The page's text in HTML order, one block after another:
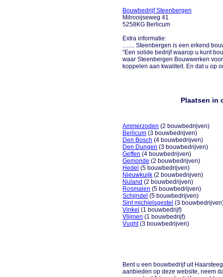
Bouwbedrijf Steenbergen
Milrooijseweg 41
5258KG Berlicum
Extra informatie:
........ Steenbergen is een erkend
“Een solide bedrijf waarop u kunt
waar Steenbergen Bouwwerken
koppelen aan kwaliteit. En dat u op
Plaatsen in
Ammerzoden (2 bouwbedrijven)
Berlicum (3 bouwbedrijven)
Den Bosch (4 bouwbedrijven)
Den Dungen (3 bouwbedrijven)
Geffen (4 bouwbedrijven)
Gemonde (2 bouwbedrijven)
Hedel (5 bouwbedrijven)
Nieuwkuijk (2 bouwbedrijven)
Nuland (2 bouwbedrijven)
Rosmalen (5 bouwbedrijven)
Schijndel (5 bouwbedrijven)
Sint michielsgestel (3
Vinkel (1 bouwbedrijf)
Vlijmen (1 bouwbedrijf)
Vught(3 bouwbedrijven)
Bent u een bouwbedrijf uit
aanbieden op deze website, neem